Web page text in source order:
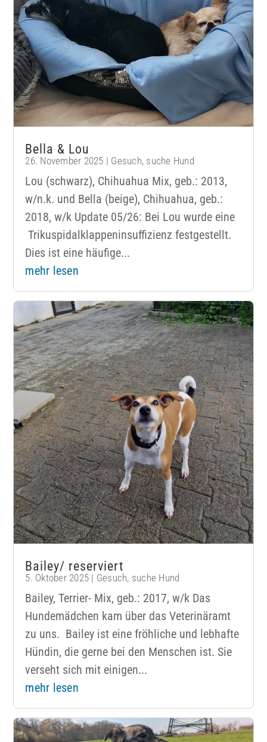
Bella & Lou
26. November 2025 | Gesuch, suche Hund
Lou (schwarz), Chihuahua Mix, geb.: 2013,
w/n.k. und Bella (beige), Chihuahua, geb.:
2018, w/k Update 05/26: Bei Lou wurde eine
Trikuspidalklappeninsuffizienz festgestellt.
Dies ist eine häufige...
mehr lesen
Bailey/ reserviert
5. Oktober 2025 | Gesuch, suche Hund
Bailey, Terrier- Mix, geb.: 2017, w/k Das
Hundemädchen kam über das Veterinäramt
zu uns. Bailey ist eine fröhliche und lebhafte
Hündin, die gerne bei den Menschen ist. Sie
verseht sich mit einigen...
mehr lesen